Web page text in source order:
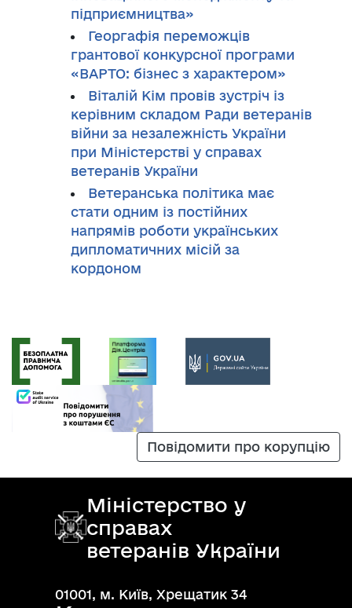
підприємництва»
Георгафія переможців
грантової конкурсної програми
«ВАРТО: бізнес з характером»
Віталій Кім провів зустріч із
керівним складом Ради ветеранів
війни за незалежність України
при Міністерстві у справах
ветеранів України
Ветеранська політика має
стати одним із постійних
напрямів роботи українських
дипломатичних місій за
кордоном
Повідомити про корупцію
Міністерство у
справах
ветеранів України
01001, м. Київ, Хрещатик 34